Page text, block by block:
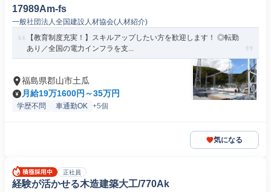
17989Am-fs
一般社団法人全国建設人材協会(人材紹介)
【教育制度充実！】スキルアップしたい方を歓迎します！ ◎転勤
あり／全国の電力インフラを支...
福島県郡山市土瓜
月給19万1600円～35万円
学歴不問 車通勤OK +5個
気になる
正社員
経験が活かせる木造建築大工/770Ak